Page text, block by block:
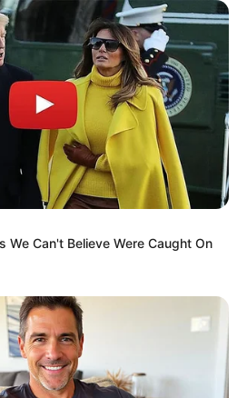
Ειδήσεις από την Ελλάδα και
συμβαίνουν, στοNewstok.gr
We Can't Believe Were Caught On